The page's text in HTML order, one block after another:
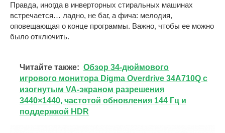
Правда, иногда в инверторных стиральных машинах
встречается… ладно, не баг, а фича: мелодия,
оповещающая о конце программы. Важно, чтобы ее можно
было отключить.
Читайте также: Обзор 34-дюймового
игрового монитора Digma Overdrive 34A710Q с
изогнутым VA-экраном разрешения
3440×1440, частотой обновления 144 Гц и
поддержкой HDR